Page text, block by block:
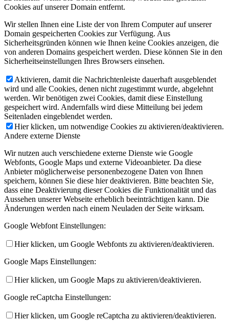
Cookies auf unserer Domain entfernt.
Wir stellen Ihnen eine Liste der von Ihrem Computer auf unserer
Domain gespeicherten Cookies zur Verfügung. Aus
Sicherheitsgründen können wie Ihnen keine Cookies anzeigen, die
von anderen Domains gespeichert werden. Diese können Sie in den
Sicherheitseinstellungen Ihres Browsers einsehen.
Aktivieren, damit die Nachrichtenleiste dauerhaft ausgeblendet
wird und alle Cookies, denen nicht zugestimmt wurde, abgelehnt
werden. Wir benötigen zwei Cookies, damit diese Einstellung
gespeichert wird. Andernfalls wird diese Mitteilung bei jedem
Seitenladen eingeblendet werden.
Hier klicken, um notwendige Cookies zu aktivieren/deaktivieren.
Andere externe Dienste
Wir nutzen auch verschiedene externe Dienste wie Google
Webfonts, Google Maps und externe Videoanbieter. Da diese
Anbieter möglicherweise personenbezogene Daten von Ihnen
speichern, können Sie diese hier deaktivieren. Bitte beachten Sie,
dass eine Deaktivierung dieser Cookies die Funktionalität und das
Aussehen unserer Webseite erheblich beeinträchtigen kann. Die
Änderungen werden nach einem Neuladen der Seite wirksam.
Google Webfont Einstellungen:
Hier klicken, um Google Webfonts zu aktivieren/deaktivieren.
Google Maps Einstellungen:
Hier klicken, um Google Maps zu aktivieren/deaktivieren.
Google reCaptcha Einstellungen:
Hier klicken, um Google reCaptcha zu aktivieren/deaktivieren.